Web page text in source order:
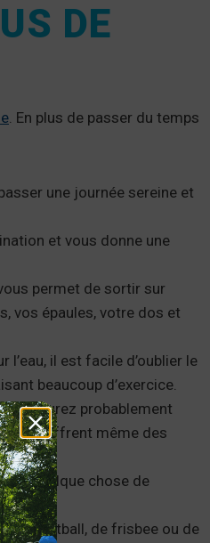
DE
. En plus de passer du temps
une journée sereine et
et vous donne une
permet de sortir sur
vos épaules, votre dos et
il est facile d’oublier le
beaucoup d’exercice.
vous aurez probablement
offrent même des
quelque chose de
de football, de frisbee ou de